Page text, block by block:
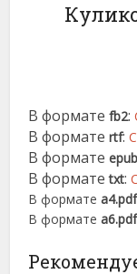
В форматеfb2:
В форматеrtf:
В формате
В форматеtxt:
В форматеa4.pdf
В форматеa6.pdf